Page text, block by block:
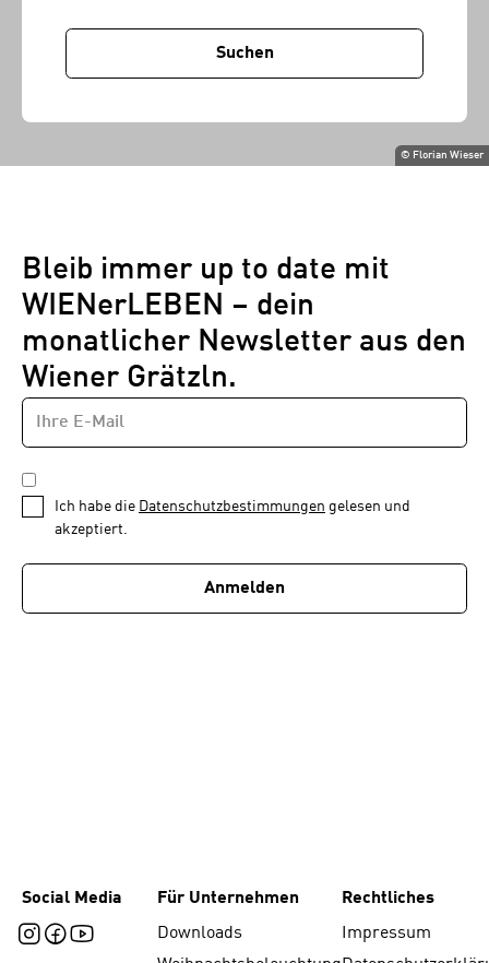
© Florian Wieser
Suchen
Bleib immer up to date mit
WIENerLEBEN – dein
monatlicher Newsletter aus den
Wiener Grätzln.
Newsletter
1
von
E-
MAIL-
ADRESSE
DATENSCHUTZBESTIMMUNGEN
*
Ich habe die Datenschutzbestimmungen gelesen und
akzeptiert.
Anmelden
Social Media
Für Unternehmen
Downloads
Rechtliches
Impressum